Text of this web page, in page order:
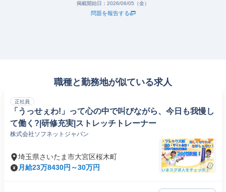
掲載開始日： 2026/06/05（金）
問題を報告する
職種と勤務地が似ている求人
正社員
「うっせぇわ!」って心の中で叫びながら、今日も我慢し
て働く?|研修充実|ストレッチトレーナー
株式会社ソフネットジャパン
埼玉県さいたま市大宮区桜木町
月給23万8430円～30万円